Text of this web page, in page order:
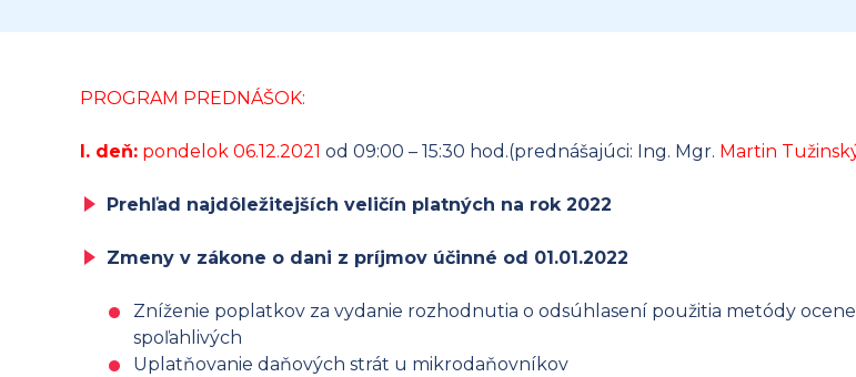
PROGRAM PREDNÁŠOK:
I. deň: pondelok 06.12.2021 od 09:00 – 15:30 hod.(prednášajúci: Ing. Mgr. Martin
Prehľad najdôležitejších veličín platných na rok 2022
Zmeny v zákone o dani z príjmov účinné od 01.01.2022
Zníženie poplatkov za vydanie rozhodnutia o odsúhlasení použitia metódy
spoľahlivých
Uplatňovanie daňových strát u mikrodaňovníkov